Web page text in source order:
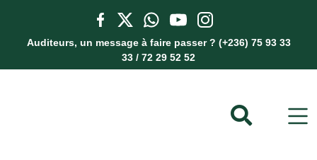
Auditeurs, un message à faire passer ? (+236) 75 93 33
33 / 72 29 52 52